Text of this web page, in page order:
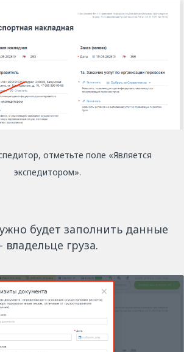
отметьте поле «Является
экспедитором».
будет заполнить данные
груза.